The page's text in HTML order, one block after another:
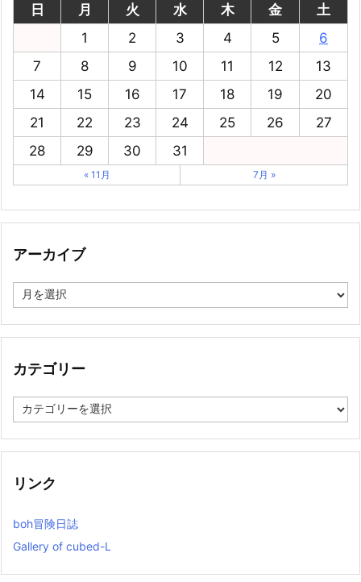
日
月 火 水 木 金
土
1
2 3 4 5
6
7
8 9 10 11 12
13
14
15 16 17 18 19
20
21
22 23 24 25 26
27
28
29 30 31
« 11月 7月 »
アーカイブ
ー
イ
カテゴリー
テ
リ
リンク
boh冒険日誌
Gallery of cubed-L